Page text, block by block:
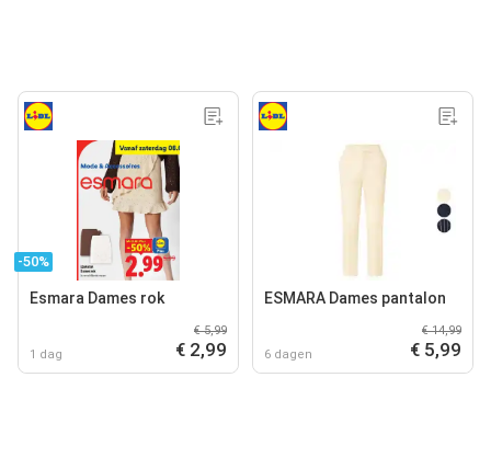
-50%
Esmara Dames rok
1 dag
€ 5,99
€ 2,99
ESMARA Dames pantalon
6 dagen
€ 14,99
€ 5,99